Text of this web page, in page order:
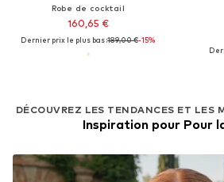
Robe de cocktail
160,65 €
Dernier prix le plus bas :189,00 €-15%
DÉCOUVREZ LES TENDANCES ET LES
Inspiration pour Pour